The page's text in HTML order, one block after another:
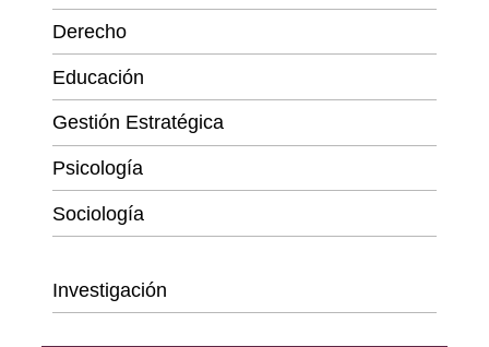
Derecho
Educación
Gestión Estratégica
Psicología
Sociología
Investigación